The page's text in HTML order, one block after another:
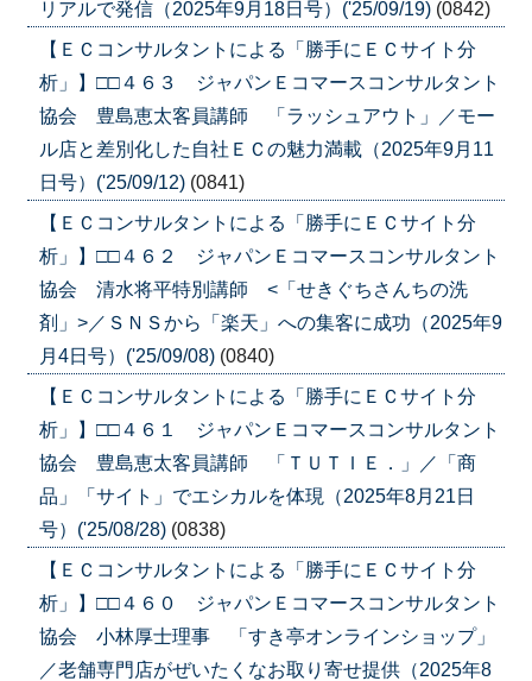
リアルで発信（2025年9月18日号）('25/09/19) (0842)
【ＥＣコンサルタントによる「勝手にＥＣサイト分
析」】□□４６３ ジャパンＥコマースコンサルタント
協会 豊島恵太客員講師 「ラッシュアウト」／モー
ル店と差別化した自社ＥＣの魅力満載（2025年9月11
日号）('25/09/12) (0841)
【ＥＣコンサルタントによる「勝手にＥＣサイト分
析」】□□４６２ ジャパンＥコマースコンサルタント
協会 清水将平特別講師 <「せきぐちさんちの洗
剤」>／ＳＮＳから「楽天」への集客に成功（2025年9
月4日号）('25/09/08) (0840)
【ＥＣコンサルタントによる「勝手にＥＣサイト分
析」】□□４６１ ジャパンＥコマースコンサルタント
協会 豊島恵太客員講師 「ＴＵＴＩＥ．」／「商
品」「サイト」でエシカルを体現（2025年8月21日
号）('25/08/28) (0838)
【ＥＣコンサルタントによる「勝手にＥＣサイト分
析」】□□４６０ ジャパンＥコマースコンサルタント
協会 小林厚士理事 「すき亭オンラインショップ」
／老舗専門店がぜいたくなお取り寄せ提供（2025年8